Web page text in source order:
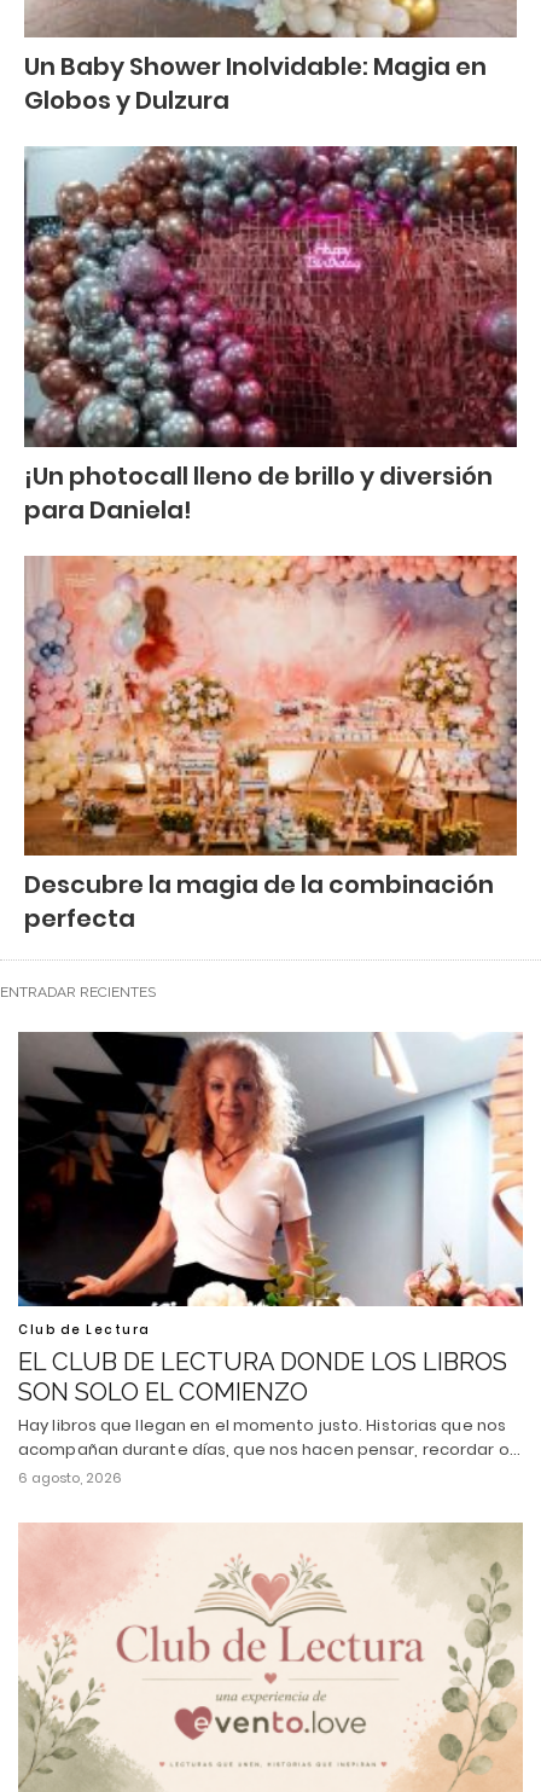
Un Baby Shower Inolvidable: Magia en
Globos y Dulzura
¡Un photocall lleno de brillo y diversión
para Daniela!
Descubre la magia de la combinación
perfecta
ENTRADAR RECIENTES
Club de Lectura
EL CLUB DE LECTURA DONDE LOS LIBROS
SON SOLO EL COMIENZO
Hay libros que llegan en el momento justo. Historias que nos
acompañan durante días, que nos hacen pensar, recordar o…
6 agosto, 2026